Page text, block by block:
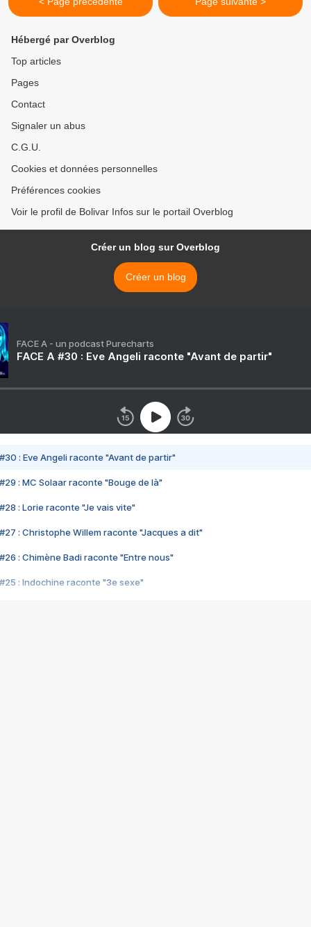
Hébergé par Overblog
Top articles
Pages
Contact
Signaler un abus
C.G.U.
Cookies et données personnelles
Préférences cookies
Voir le profil de Bolivar Infos sur le portail Overblog
Créer un blog sur Overblog
Créer un blog
FACE A - un podcast Purecharts
FACE A #30 : Eve Angeli raconte "Avant de partir"
#30 : Eve Angeli raconte "Avant de partir"
#29 : MC Solaar raconte "Bouge de là"
#28 : Lorie raconte "Je vais vite"
#27 : Christophe Willem raconte "Jacques a dit"
#26 : Chimène Badi raconte "Entre nous"
#25 : Indochine raconte "3e sexe"